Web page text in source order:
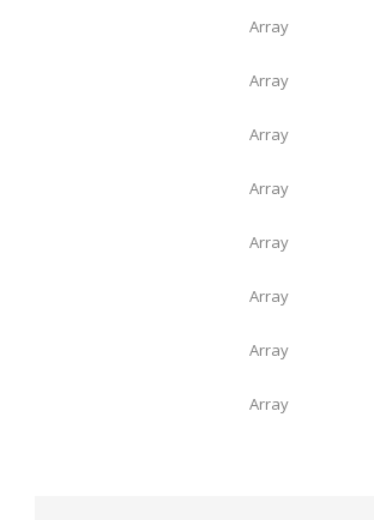
Array
Array
Array
Array
Array
Array
Array
Array